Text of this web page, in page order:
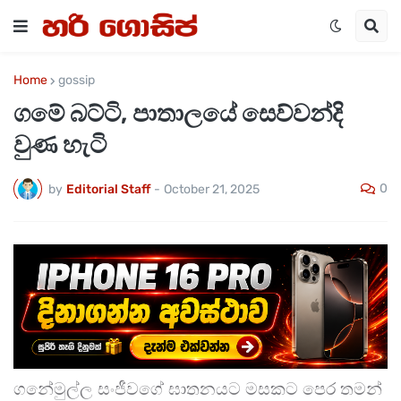
Home gossip
ගමේ බට්ටි, පාතාලයේ සෙව්වන්දි
වුණ හැටි
by Editorial Staff - October 21, 2025 0
ගනේමුල්ල සංජීවගේ ඝාතනයට මසකට පෙර තමන්